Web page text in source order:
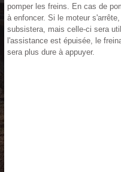
pomper les freins. En cas de
à enfoncer. Si le moteur
subsistera, mais celle-ci sera
l'assistance est épuisée, le
sera plus dure à appuyer.